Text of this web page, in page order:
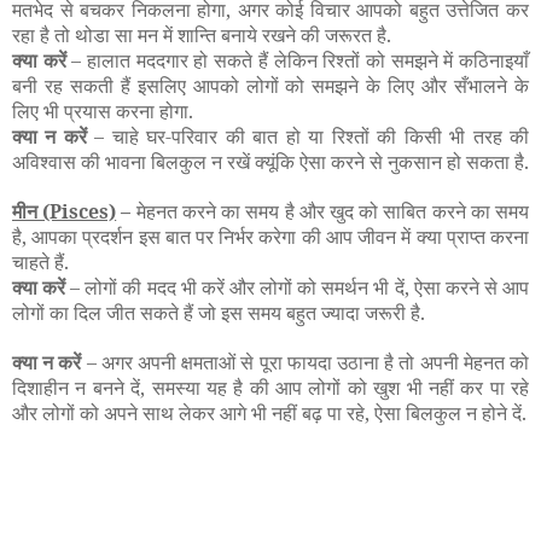
मतभेद से बचकर निकलना होगा, अगर कोई विचार आपको बहुत उत्तेजित कर
रहा है तो थोडा सा मन में शान्ति बनाये रखने की जरूरत है.
क्या करें– हालात मददगार हो सकते हैं लेकिन रिश्तों को समझने में कठिनाइयाँ
बनी रह सकती हैं इसलिए आपको लोगों को समझने के लिए और सँभालने के
लिए भी प्रयास करना होगा.
क्या न करें– चाहे घर-परिवार की बात हो या रिश्तों की किसी भी तरह की
अविश्वास की भावना बिलकुल न रखें क्यूंकि ऐसा करने से नुकसान हो सकता है.
मीन(Pisces)– मेहनत करने का समय है और खुद को साबित करने का समय
है, आपका प्रदर्शन इस बात पर निर्भर करेगा की आप जीवन में क्या प्राप्त करना
चाहते हैं.
क्या करें– लोगों की मदद भी करें और लोगों को समर्थन भी दें, ऐसा करने से आप
लोगों का दिल जीत सकते हैं जो इस समय बहुत ज्यादा जरूरी है.
क्या न करें– अगर अपनी क्षमताओं से पूरा फायदा उठाना है तो अपनी मेहनत को
दिशाहीन न बनने दें, समस्या यह है की आप लोगों को खुश भी नहीं कर पा रहे
और लोगों को अपने साथ लेकर आगे भी नहीं बढ़ पा रहे, ऐसा बिलकुल न होने दें.